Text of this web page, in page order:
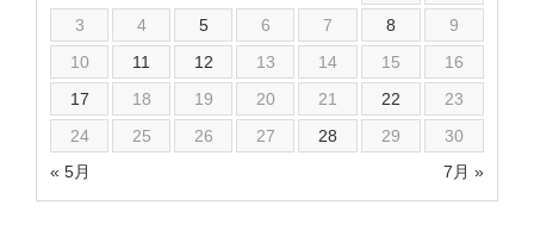
« 5月 7月 »
3
4 5 6 7 8
9
10
11 12 13 14 15
16
17
18 19 20 21 22
23
24
25 26 27 28 29 30